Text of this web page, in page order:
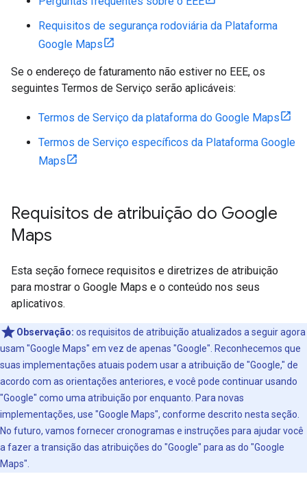
Requisitos de segurança rodoviária da Plataforma
Google Maps
Se o endereço de faturamento não estiver no EEE, os
seguintes Termos de Serviço serão aplicáveis:
Termos de Serviço da plataforma do Google Maps
Termos de Serviço específicos da Plataforma Google
Maps
Requisitos de atribuição do Google
Maps
Esta seção fornece requisitos e diretrizes de atribuição
para mostrar o Google Maps e o conteúdo nos seus
aplicativos.
Observação: os requisitos de atribuição atualizados a seguir agora
usam "Google Maps" em vez de apenas "Google". Reconhecemos que
suas implementações atuais podem usar a atribuição de "Google," de
acordo com as orientações anteriores, e você pode continuar usando
"Google" como uma atribuição por enquanto. Para novas
implementações, use "Google Maps", conforme descrito nesta seção.
No futuro, vamos fornecer cronogramas e instruções para ajudar você
a fazer a transição das atribuições do "Google" para as do "Google
Maps".